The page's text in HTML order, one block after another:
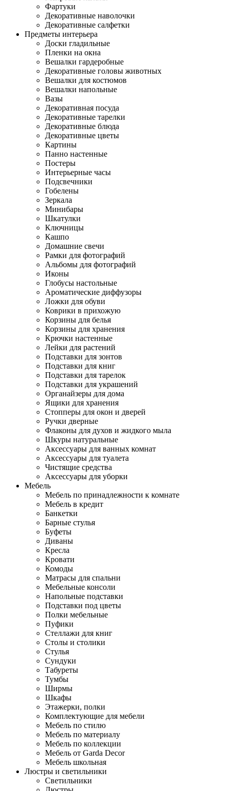
Фартуки
Декоративные наволочки
Декоративные салфетки
Предметы интерьера
Доски гладильные
Пленки на окна
Вешалки гардеробные
Декоративные головы животных
Вешалки для костюмов
Вешалки напольные
Вазы
Декоративная посуда
Декоративные тарелки
Декоративные блюда
Декоративные цветы
Картины
Панно настенные
Постеры
Интерьерные часы
Подсвечники
Гобелены
Зеркала
Минибары
Шкатулки
Ключницы
Кашпо
Домашние свечи
Рамки для фотографий
Альбомы для фотографий
Иконы
Глобусы настольные
Ароматические диффузоры
Ложки для обуви
Коврики в прихожую
Корзины для белья
Корзины для хранения
Крючки настенные
Лейки для растений
Подставки для зонтов
Подставки для книг
Подставки для тарелок
Подставки для украшений
Органайзеры для дома
Ящики для хранения
Стопперы для окон и дверей
Ручки дверные
Флаконы для духов и жидкого мыла
Шкуры натуральные
Аксессуары для ванных комнат
Аксессуары для туалета
Чистящие средства
Аксессуары для уборки
Мебель
Мебель по принадлежности к комнате
Мебель в кредит
Банкетки
Барные стулья
Буфеты
Диваны
Кресла
Кровати
Комоды
Матрасы для спальни
Мебельные консоли
Напольные подставки
Подставки под цветы
Полки мебельные
Пуфики
Стеллажи для книг
Столы и столики
Стулья
Сундуки
Табуреты
Тумбы
Ширмы
Шкафы
Этажерки, полки
Комплектующие для мебели
Мебель по стилю
Мебель по материалу
Мебель по коллекции
Мебель от Garda Decor
Мебель школьная
Люстры и светильники
Светильники